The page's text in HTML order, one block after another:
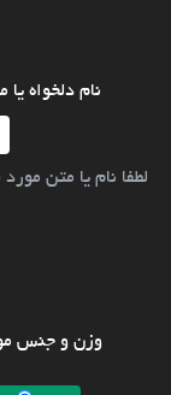
نام دلخواه
لطفا نام یا متن
وزن و جنس